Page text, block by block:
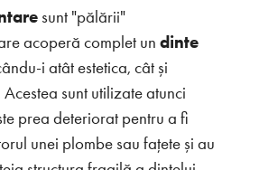
sunt "pălării"
acoperă complet un dinte
i atât estetica, cât și
sunt utilizate atunci
prea deteriorat pentru a fi
unei plombe sau fațete și au